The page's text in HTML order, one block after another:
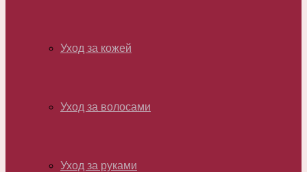
Уход за кожей
Уход за волосами
Уход за руками